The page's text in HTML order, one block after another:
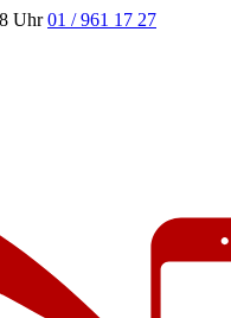
Uhr 01 / 961 17 27